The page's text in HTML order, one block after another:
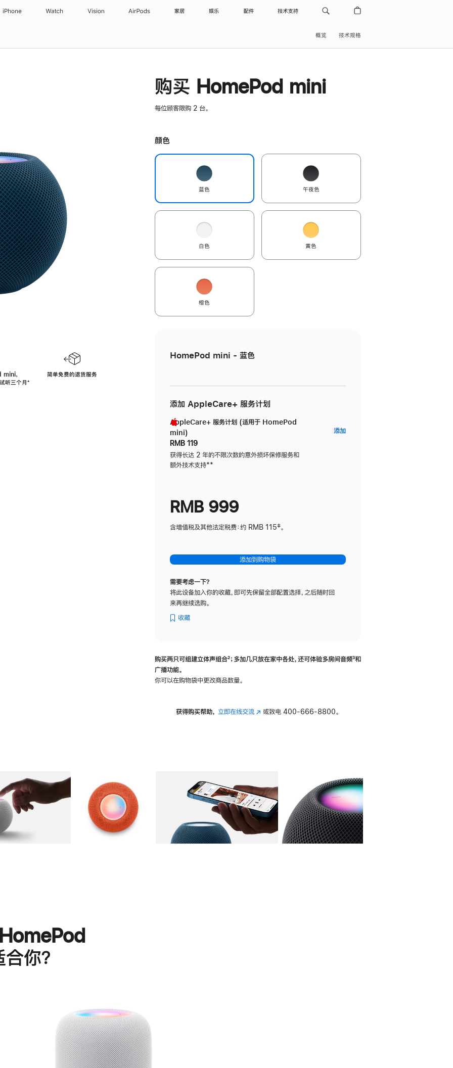
iPhone Watch Vision AirPods 家居 娱乐 配件 技术支持
概览 技术规格
，
听三个月脚
⁺
简单免费的退货服务
购买 HomePod mini
每位顾客限购 2 台。
颜色
蓝色 午夜色
白色 黄色
橙色
HomePod mini - 蓝色
添加 AppleCare+ 服务计划
AppleCare+ 服务计划 (适用于 HomePod
mini)
RMB 119
获得长达 2 年的不限次数的意外损坏保修服务和
额外技术支持脚
**
添加AppleCare+
RMB 999
含增值税及其他法定税费：约 RMB 115‡。
添加到购物袋
需要考虑一下？
将此设备加入你的收藏，即可先保留全部配置选择，之后随时回
来再继续选购。
收藏
购买两只可组建立体声组合脚
²；多加几只放在家中各处，还可体验多‍房‍间音频脚
³和
广播功能。
你可以在购物袋中更改商品数量。
获得购买帮助， 立即在线交流(在 或致电 400-666-8800。
图库 图像 图库 图像 图库 图像 4 图库 图像 5
你？
进
一
步
了
解
HomePod<